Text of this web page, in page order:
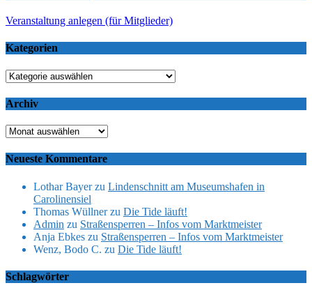
Veranstaltung anlegen (für Mitglieder)
Kategorien
Kategorien
Archiv
Archiv
Neueste Kommentare
Lothar Bayerzu Lindenschnitt am Museumshafen in
Carolinensiel
Thomas Wüllnerzu Die Tide läuft!
Admin zu Straßensperren – Infos vom Marktmeister
Anja Ebkes zu Straßensperren – Infos vom Marktmeister
Wenz, Bodo C. zu Die Tide läuft!
Schlagwörter